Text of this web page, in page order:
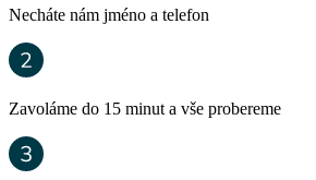
Necháte nám jméno a telefon
Zavoláme do 15 minut a vše probereme